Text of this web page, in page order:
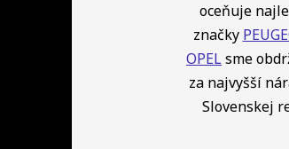
oceňuje
značky
OPELsme
za najvyšší
Slovenskej